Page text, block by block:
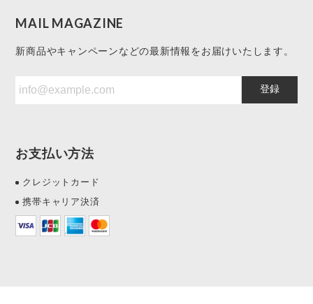
MAIL MAGAZINE
新商品やキャンペーンなどの最新情報をお届けいたします。
登録
お支払い方法
クレジットカード
携帯キャリア決済